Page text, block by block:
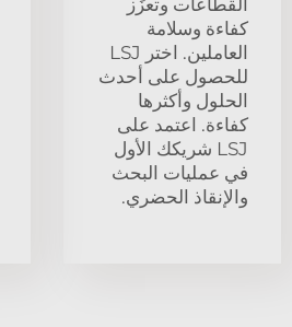
كفاءة وسلامة
العاملين. اختر LSJ
للحصول على أحدث
الحلول وأكثرها
كفاءة. اعتمد على
LSJ شريكك الأول
في عمليات البحث
والإنقاذ الحضري.